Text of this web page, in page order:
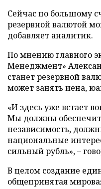
Сейчас по большому
резервной валютой
добавляет аналитик.
По мнению главного
Менеджмент»
станет резервной
может занять иена,
«И здесь уже встает
Мы должны
независимость,
национальные
сильный рубль», –
В целом создание
общепринятая